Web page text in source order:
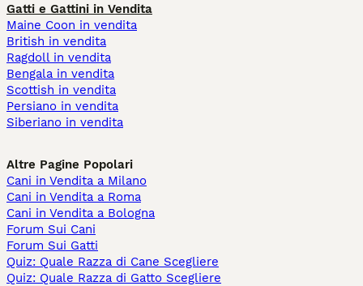
Gatti e Gattini in Vendita
Maine Coon in vendita
British in vendita
Ragdoll in vendita
Bengala in vendita
Scottish in vendita
Persiano in vendita
Siberiano in vendita
Altre Pagine Popolari
Cani in Vendita a Milano
Cani in Vendita a Roma
Cani in Vendita a Bologna
Forum Sui Cani
Forum Sui Gatti
Quiz: Quale Razza di Cane Scegliere
Quiz: Quale Razza di Gatto Scegliere